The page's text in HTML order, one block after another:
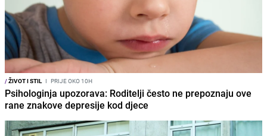
/ŽIVOT I STIL I PRIJE OKO 10H
Psihologinja upozorava: Roditelji često ne prepoznaju ove
rane znakove depresije kod djece